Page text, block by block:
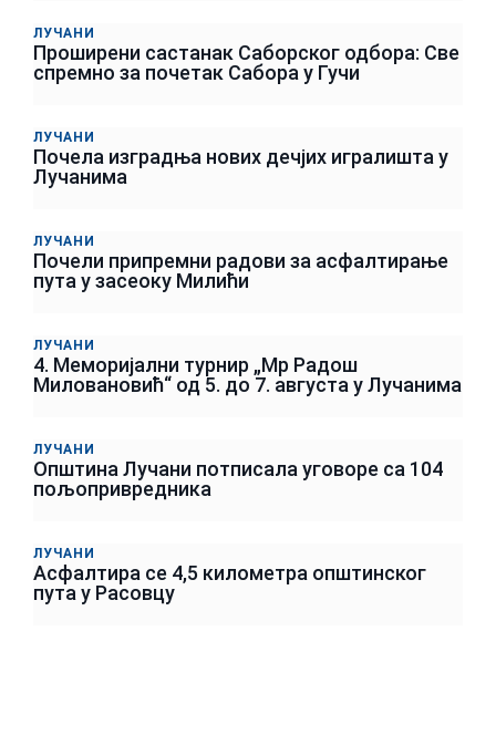
ЛУЧАНИ
Проширени састанак Саборског одбора: Све
спремно за почетак Сабора у Гучи
ЛУЧАНИ
Почела изградња нових дечјих игралишта у
Лучанима
ЛУЧАНИ
Почели припремни радови за асфалтирање
пута у засеоку Милићи
ЛУЧАНИ
4. Меморијални турнир „Мр Радош
Миловановић“ од 5. до 7. августа у Лучанима
ЛУЧАНИ
Општина Лучани потписала уговоре са 104
пољопривредника
ЛУЧАНИ
Асфалтира се 4,5 километра општинског
пута у Расовцу